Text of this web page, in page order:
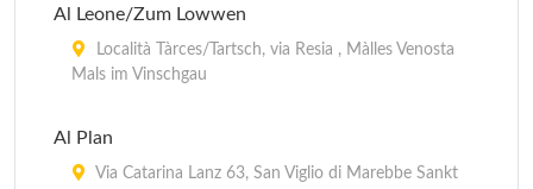
Al Leone/Zum Lowwen
Località Tàrces/Tartsch, via Resia , Màlles Venosta
Mals im Vinschgau
Al Plan
Via Catarina Lanz 63, San Viglio di Marebbe Sankt